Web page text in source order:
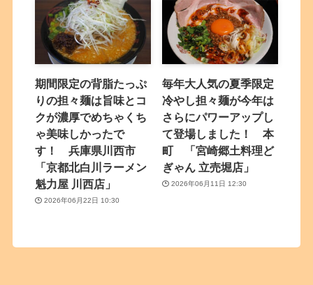
期間限定の背脂たっぷ
りの担々麺は旨味とコ
クが濃厚でめちゃくち
ゃ美味しかったで
す！ 兵庫県川西市
「京都北白川ラーメン
魁力屋 川西店」
2026年06月22日 10:30
毎年大人気の夏季限定
冷やし担々麺が今年は
さらにパワーアップし
て登場しました！ 本
町 「宮崎郷土料理ど
ぎゃん 立売堀店」
2026年06月11日 12:30